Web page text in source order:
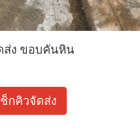
ส่ง ขอบคันหิน
กคิวจัดส่ง